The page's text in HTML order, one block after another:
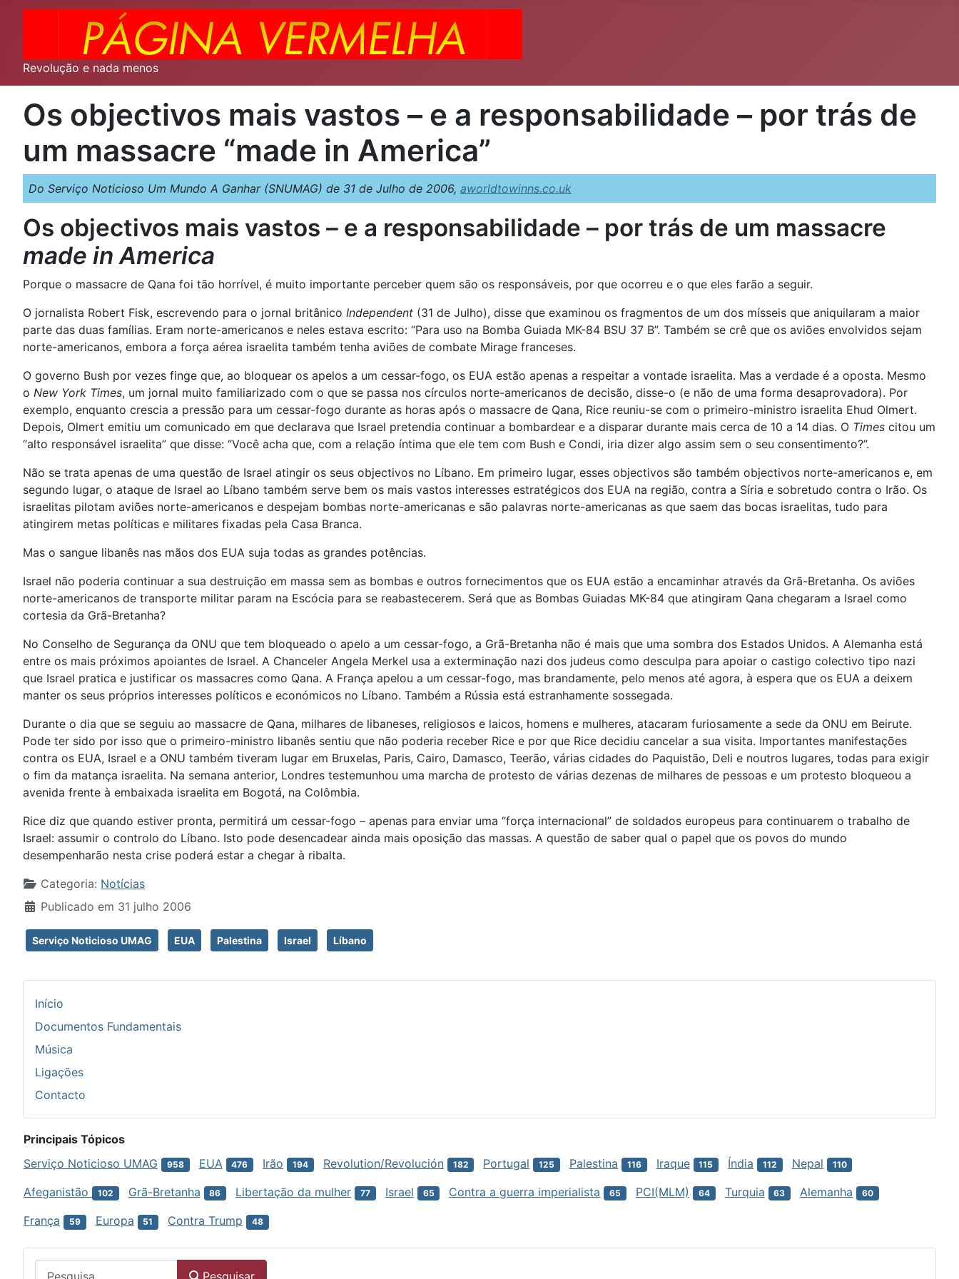
Revolução e nada menos
Os objectivos mais vastos – e a responsabilidade – por trás de
um massacre “made in America”
Do Serviço Noticioso Um Mundo A Ganhar (SNUMAG) de 31 de Julho de 2006, aworldtowinns.co.uk
Os objectivos mais vastos – e a responsabilidade – por trás de um massacre
made in America
Porque o massacre de Qana foi tão horrível, é muito importante perceber quem são os responsáveis, por que ocorreu e o que eles farão a seguir.
O jornalista Robert Fisk, escrevendo para o jornal britânico Independent (31 de Julho), disse que examinou os fragmentos de um dos mísseis que aniquilaram a maior
parte das duas famílias. Eram norte-americanos e neles estava escrito: “Para uso na Bomba Guiada MK-84 BSU 37 B”. Também se crê que os aviões envolvidos sejam
norte-americanos, embora a força aérea israelita também tenha aviões de combate Mirage franceses.
O governo Bush por vezes finge que, ao bloquear os apelos a um cessar-fogo, os EUA estão apenas a respeitar a vontade israelita. Mas a verdade é a oposta. Mesmo
o New York Times, um jornal muito familiarizado com o que se passa nos círculos norte-americanos de decisão, disse-o (e não de uma forma desaprovadora). Por
exemplo, enquanto crescia a pressão para um cessar-fogo durante as horas após o massacre de Qana, Rice reuniu-se com o primeiro-ministro israelita Ehud Olmert.
Depois, Olmert emitiu um comunicado em que declarava que Israel pretendia continuar a bombardear e a disparar durante mais cerca de 10 a 14 dias. O Times citou um
“alto responsável israelita” que disse: “Você acha que, com a relação íntima que ele tem com Bush e Condi, iria dizer algo assim sem o seu consentimento?”.
Não se trata apenas de uma questão de Israel atingir os seus objectivos no Líbano. Em primeiro lugar, esses objectivos são também objectivos norte-americanos e, em
segundo lugar, o ataque de Israel ao Líbano também serve bem os mais vastos interesses estratégicos dos EUA na região, contra a Síria e sobretudo contra o Irão. Os
israelitas pilotam aviões norte-americanos e despejam bombas norte-americanas e são palavras norte-americanas as que saem das bocas israelitas, tudo para
atingirem metas políticas e militares fixadas pela Casa Branca.
Mas o sangue libanês nas mãos dos EUA suja todas as grandes potências.
Israel não poderia continuar a sua destruição em massa sem as bombas e outros fornecimentos que os EUA estão a encaminhar através da Grã-Bretanha. Os aviões
norte-americanos de transporte militar param na Escócia para se reabastecerem. Será que as Bombas Guiadas MK-84 que atingiram Qana chegaram a Israel como
cortesia da Grã-Bretanha?
No Conselho de Segurança da ONU que tem bloqueado o apelo a um cessar-fogo, a Grã-Bretanha não é mais que uma sombra dos Estados Unidos. A Alemanha está
entre os mais próximos apoiantes de Israel. A Chanceler Angela Merkel usa a exterminação nazi dos judeus como desculpa para apoiar o castigo colectivo tipo nazi
que Israel pratica e justificar os massacres como Qana. A França apelou a um cessar-fogo, mas brandamente, pelo menos até agora, à espera que os EUA a deixem
manter os seus próprios interesses políticos e económicos no Líbano. Também a Rússia está estranhamente sossegada.
Durante o dia que se seguiu ao massacre de Qana, milhares de libaneses, religiosos e laicos, homens e mulheres, atacaram furiosamente a sede da ONU em Beirute.
Pode ter sido por isso que o primeiro-ministro libanês sentiu que não poderia receber Rice e por que Rice decidiu cancelar a sua visita. Importantes manifestações
contra os EUA, Israel e a ONU também tiveram lugar em Bruxelas, Paris, Cairo, Damasco, Teerão, várias cidades do Paquistão, Deli e noutros lugares, todas para exigir
o fim da matança israelita. Na semana anterior, Londres testemunhou uma marcha de protesto de várias dezenas de milhares de pessoas e um protesto bloqueou a
avenida frente à embaixada israelita em Bogotá, na Colômbia.
Rice diz que quando estiver pronta, permitirá um cessar-fogo – apenas para enviar uma “força internacional” de soldados europeus para continuarem o trabalho de
Israel: assumir o controlo do Líbano. Isto pode desencadear ainda mais oposição das massas. A questão de saber qual o papel que os povos do mundo
desempenharão nesta crise poderá estar a chegar à ribalta.
Detalhes
Categoria: Notícias
Publicado em 31 julho 2006
Serviço Noticioso UMAG EUA Palestina Israel Líbano
Início
Documentos Fundamentais
Música
Ligações
Contacto
Principais Tópicos
Serviço Noticioso UMAG
958 EUA 476 Irão 194 Revolution/Revolución 182 Portugal 125 Palestina 116 Iraque 115 Índia 112 Nepal 110
Afeganistão 102 Grã-Bretanha 86 Libertação da mulher 77 Israel 65 Contra a guerra imperialista 65 PCI(MLM) 64 Turquia 63 Alemanha 60
França 59 Europa 51 Contra Trump 48
Pesquisar